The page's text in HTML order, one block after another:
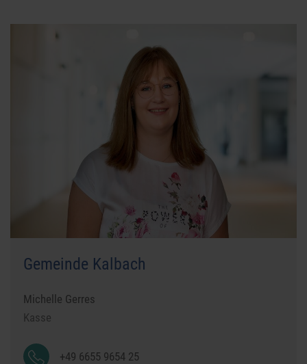
Gemeinde Kalbach
Michelle Gerres
Kasse
+49 6655 9654 25